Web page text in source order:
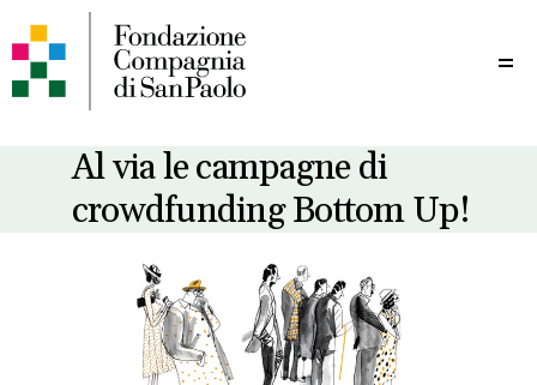
Al via le campagne di
crowdfunding Bottom Up!